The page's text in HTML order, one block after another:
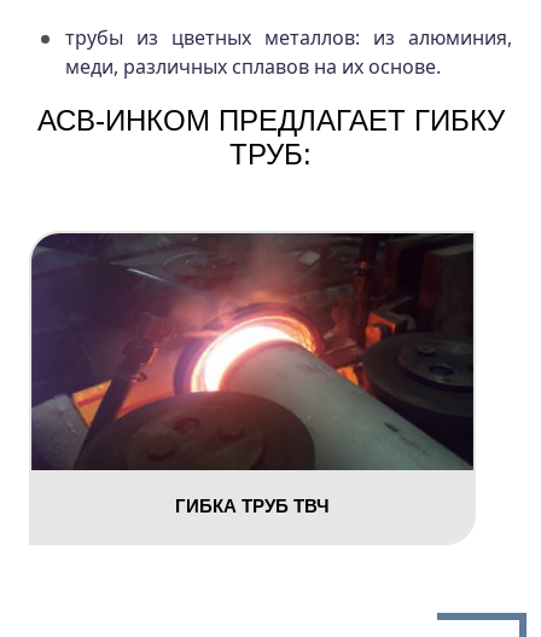
трубы из цветных металлов: из алюминия,
меди, различных сплавов на их основе.
АСВ-ИНКОМ ПРЕДЛАГАЕТ ГИБКУ
ТРУБ:
ГИБКА ТРУБ ТВЧ